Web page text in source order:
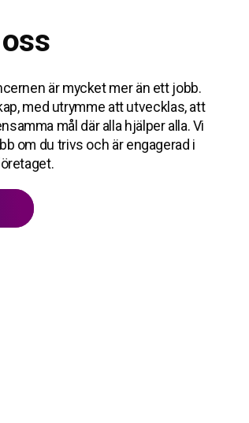
är mycket mer än ett jobb.
med utrymme att utvecklas, att
mål där alla hjälper alla. Vi
om du trivs och är engagerad i